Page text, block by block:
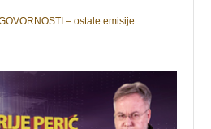
– ostale emisije